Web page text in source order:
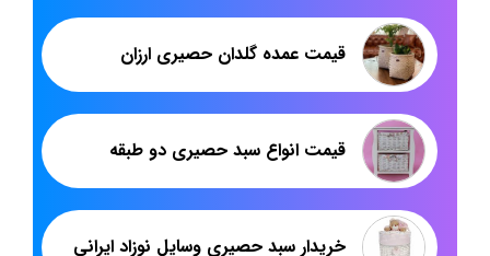
قیمت عمده گلدان حصیری ارزان
قیمت انواع سبد حصیری دو طبقه
خریدار سبد حصیری وسایل نوزاد ایرانی